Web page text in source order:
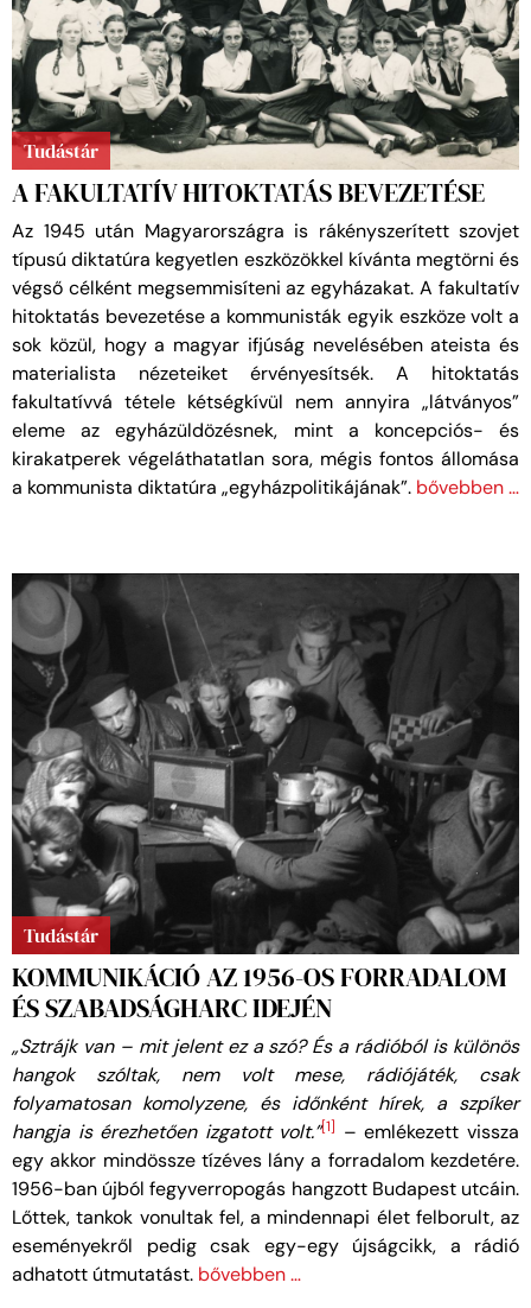
Tudástár
A FAKULTATÍV HITOKTATÁS BEVEZETÉSE
Az 1945 után Magyarországra is rákényszerített szovjet
típusú diktatúra kegyetlen eszközökkel kívánta megtörni és
végső célként megsemmisíteni az egyházakat. A fakultatív
hitoktatás bevezetése a kommunisták egyik eszköze volt a
sok közül, hogy a magyar ifjúság nevelésében ateista és
materialista nézeteiket érvényesítsék. A hitoktatás
fakultatívvá tétele kétségkívül nem annyira „látványos”
eleme az egyházüldözésnek, mint a koncepciós- és
kirakatperek végeláthatatlan sora, mégis fontos állomása
a kommunista diktatúra „egyházpolitikájának”. bővebben …
Tudástár
KOMMUNIKÁCIÓ AZ 1956-OS FORRADALOM
ÉS SZABADSÁGHARC IDEJÉN
„Sztrájk van – mit jelent ez a szó? És a rádióból is különös
hangok szóltak, nem volt mese, rádiójáték, csak
folyamatosan komolyzene, és időnként hírek, a szpíker
hangja is érezhetően izgatott volt.”[1] – emlékezett vissza
egy akkor mindössze tízéves lány a forradalom kezdetére.
1956-ban újból fegyverropogás hangzott Budapest utcáin.
Lőttek, tankok vonultak fel, a mindennapi élet felborult, az
eseményekről pedig csak egy-egy újságcikk, a rádió
adhatott útmutatást. bővebben …